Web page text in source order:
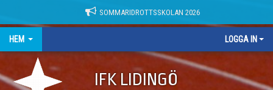
SOMMARIDROTTSSKOLAN 2026
HEM LOGGA IN
IFK LIDINGÖ